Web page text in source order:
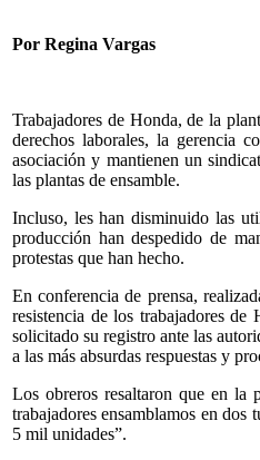
Por Regina Vargas
Trabajadores de Honda, de la
derechos laborales, la gerencia
asociación y mantienen un
las plantas de ensamble.
Incluso, les han disminuido las
producción han despedido de
protestas que han hecho.
En conferencia de prensa,
resistencia de los trabajadores
solicitado su registro ante las
a las más absurdas respuestas y
Los obreros resaltaron que en la
trabajadores ensamblamos en dos
5 mil unidades”.